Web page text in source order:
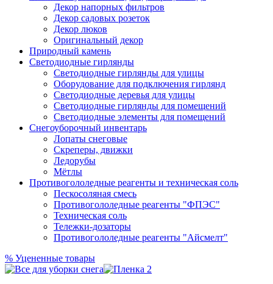
Декор напорных фильтров
Декор садовых розеток
Декор люков
Оригинальный декор
Природный камень
Светодиодные гирлянды
Светодиодные гирлянды для улицы
Оборудование для подключения гирлянд
Светодиодные деревья для улицы
Светодиодные гирлянды для помещений
Светодиодные элементы для помещений
Снегоуборочный инвентарь
Лопаты снеговые
Скреперы, движки
Ледорубы
Мётлы
Противогололедные реагенты и техническая соль
Пескосоляная смесь
Противогололедные реагенты "ФПЭС"
Техническая соль
Тележки-дозаторы
Противогололедные реагенты "Айсмелт"
% Уцененные товары